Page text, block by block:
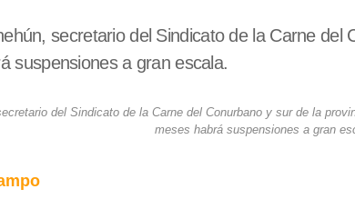
secretario del Sindicato de la Carne
suspensiones a gran escala.
del Sindicato de la Carne del Conurbano y sur de la
meses habrá suspensiones a gran